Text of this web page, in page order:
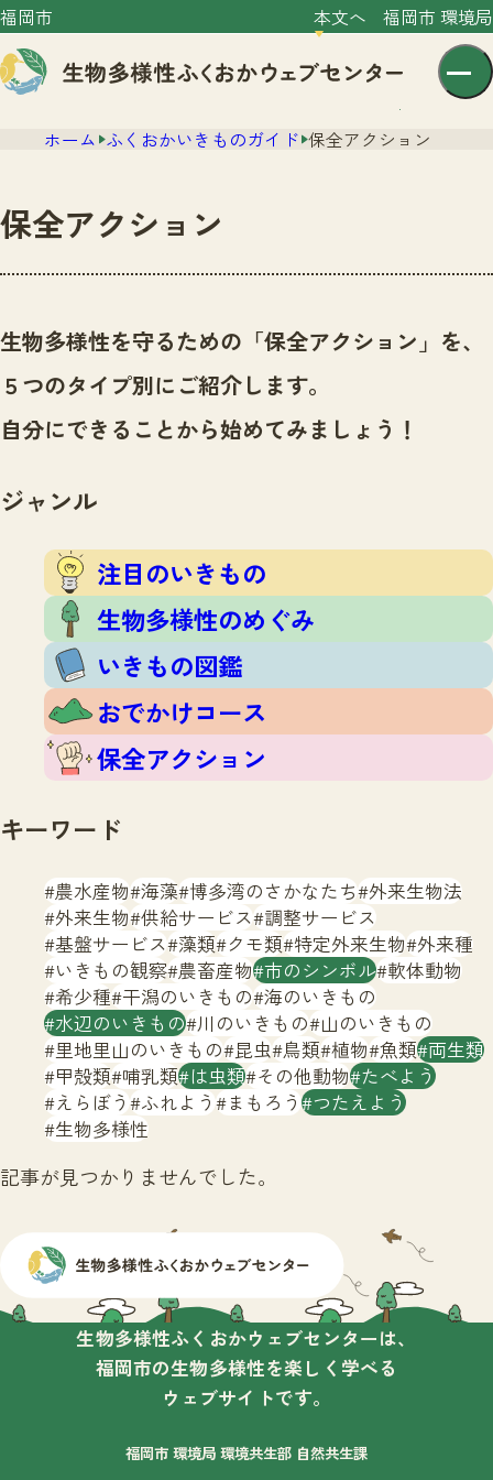
福岡市 本文へ 福岡市 環境局
文字サイズ 小 中 大
センター紹介
センター紹介TOP
サイトポリシー
ニュース
ニュースTOP
市の取組み
いきものガイド
注目のいきもの
いきもの図鑑
おでかけコース
保全アクション
調査レポート
調査レポートTOP
調査結果
ふくおかいきものマップ
マッチング
マッチングTOP
掲載申し込みフォーム
お問合せ
生物多様性ふくおかウェブセンターとは
サイトマップ
ホーム ふくおかいきものガイド 保全アクション
保全アクション
生物多様性を守るための「保全アクション」を、
５つのタイプ別にご紹介します。
自分にできることから始めてみましょう！
ジャンル
注目のいきもの
生物多様性のめぐみ
いきもの図鑑
おでかけコース
保全アクション
キーワード
農水産物 海藻 博多湾のさかなたち 外来生物法
外来生物 供給サービス 調整サービス
基盤サービス 藻類 クモ類 特定外来生物 外来種
いきもの観察 農畜産物 市のシンボル 軟体動物
希少種 干潟のいきもの 海のいきもの
水辺のいきもの 川のいきもの 山のいきもの
里地里山のいきもの 昆虫 鳥類 植物 魚類 両生類
甲殻類 哺乳類 は虫類 その他動物 たべよう
えらぼう ふれよう まもろう つたえよう
生物多様性
記事が見つかりませんでした。
生物多様性ふくおかウェブセンターは、
福岡市の生物多様性を楽しく学べる
ウェブサイトです。
福岡市 環境局 環境共生部 自然共生課